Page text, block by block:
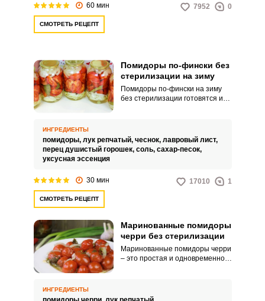
классическому варианту и
60 мин 7952 0
СМОТРЕТЬ РЕЦЕПТ
Помидоры по-фински без
стерилизации на зиму
Помидоры по-фински на зиму
без стерилизации готовятся из
закуске иной аромат со вкусом в
сравнении с обычными
маринованными помидорами. В
но это по желанию хозяйки.
ИНГРЕДИЕНТЫ
помидоры, лук репчатый, чеснок, лавровый лист,
перец душистый горошек, соль, сахар-песок,
уксусная эссенция
30 мин 17010 1
СМОТРЕТЬ РЕЦЕПТ
Маринованные помидоры
черри без стерилизации
Маринованные помидоры черри
– это простая и одновременно
маслом очень удачное! Данный
ИНГРЕДИЕНТЫ
с помощью социальных сетей: